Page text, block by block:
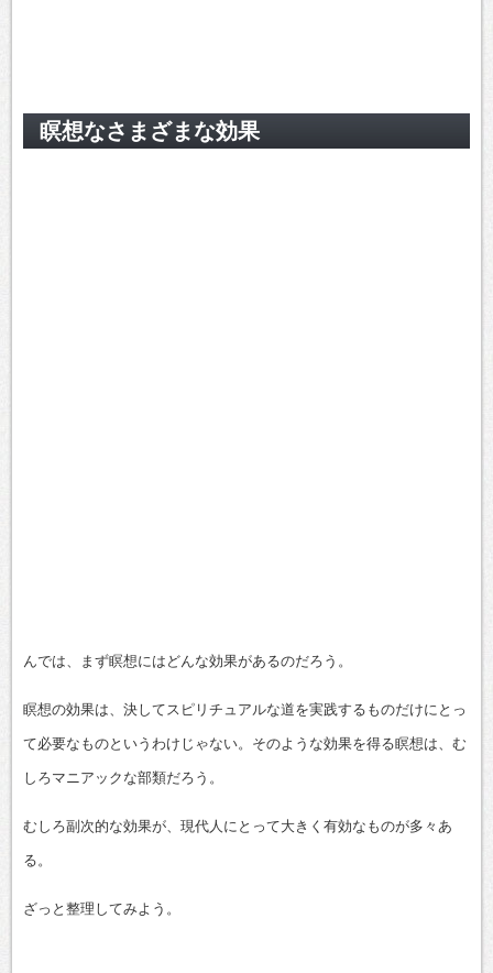
瞑想なさまざまな効果
んでは、まず瞑想にはどんな効果があるのだろう。
瞑想の効果は、決してスピリチュアルな道を実践するものだけにとっ
て必要なものというわけじゃない。そのような効果を得る瞑想は、む
しろマニアックな部類だろう。
むしろ副次的な効果が、現代人にとって大きく有効なものが多々あ
る。
ざっと整理してみよう。